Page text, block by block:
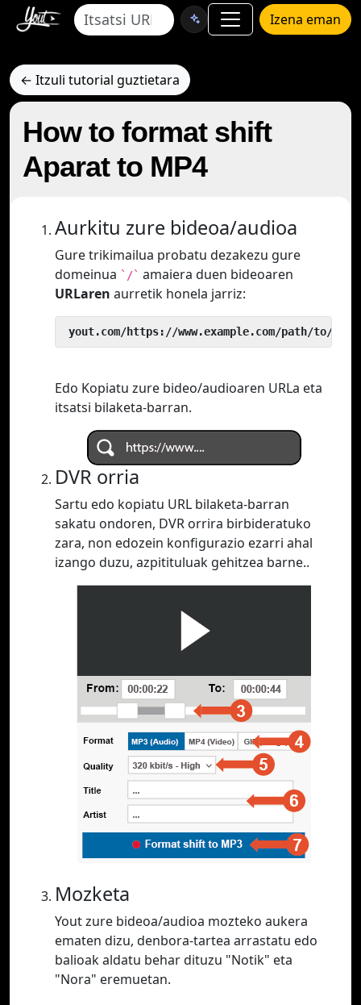
Izena eman
← Itzuli tutorial guztietara
How to format shift
Aparat to MP4
Aurkitu zure bideoa/audioa
Gure trikimailua probatu dezakezu gure
domeinua `/` amaiera duen bideoaren
URLaren aurretik honela jarriz:
yout.com/https://www.example.com/path/to/
Edo Kopiatu zure bideo/audioaren URLa eta
itsatsi bilaketa-barran.
DVR orria
Sartu edo kopiatu URL bilaketa-barran
sakatu ondoren, DVR orrira birbideratuko
zara, non edozein konfigurazio ezarri ahal
izango duzu, azpitituluak gehitzea barne..
Mozketa
Yout zure bideoa/audioa mozteko aukera
ematen dizu, denbora-tartea arrastatu edo
balioak aldatu behar dituzu "Notik" eta
"Nora" eremuetan.